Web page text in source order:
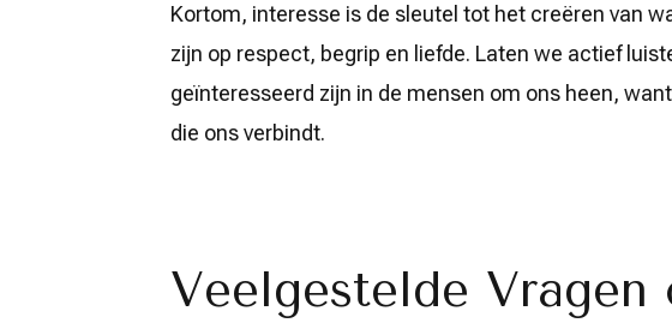
Kortom, interesse is de sleutel tot het creëren van
zijn op respect, begrip en liefde. Laten we actief
geïnteresseerd zijn in de mensen om ons heen,
die ons verbindt.
Veelgestelde Vragen